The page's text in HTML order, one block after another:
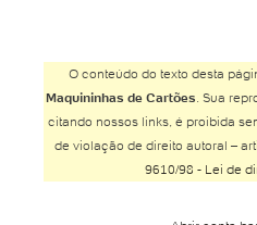
O conteúdo do texto desta
Maquininhas de Cartões . Sua
citando nossos links, é proibida
de violação de direito autoral –
9610/98 - Lei de